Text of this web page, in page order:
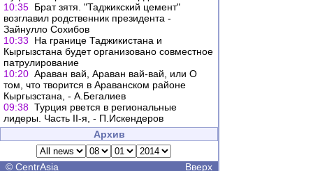
10:35 Брат зятя. "Таджикский цемент"
возглавил родственник президента -
Зайнулло Сохибов
10:33
На границе Таджикистана и
Кыргызстана будет организовано совместное
патрулирование
10:20 Араван вай, Араван вай-вай, или О
том, что творится в Араванском районе
Кыргызстана, - А.Бегалиев
09:38 Турция рвется в региональные
лидеры. Часть II-я, - П.Искендеров
Архив
© CentrAsia Вверх